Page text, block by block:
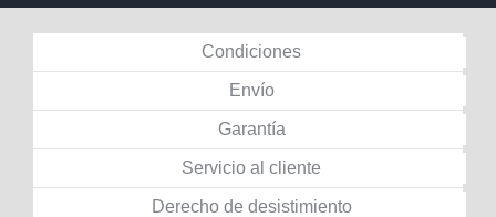
Condiciones
Envío
Garantía
Servicio al cliente
Derecho de desistimiento